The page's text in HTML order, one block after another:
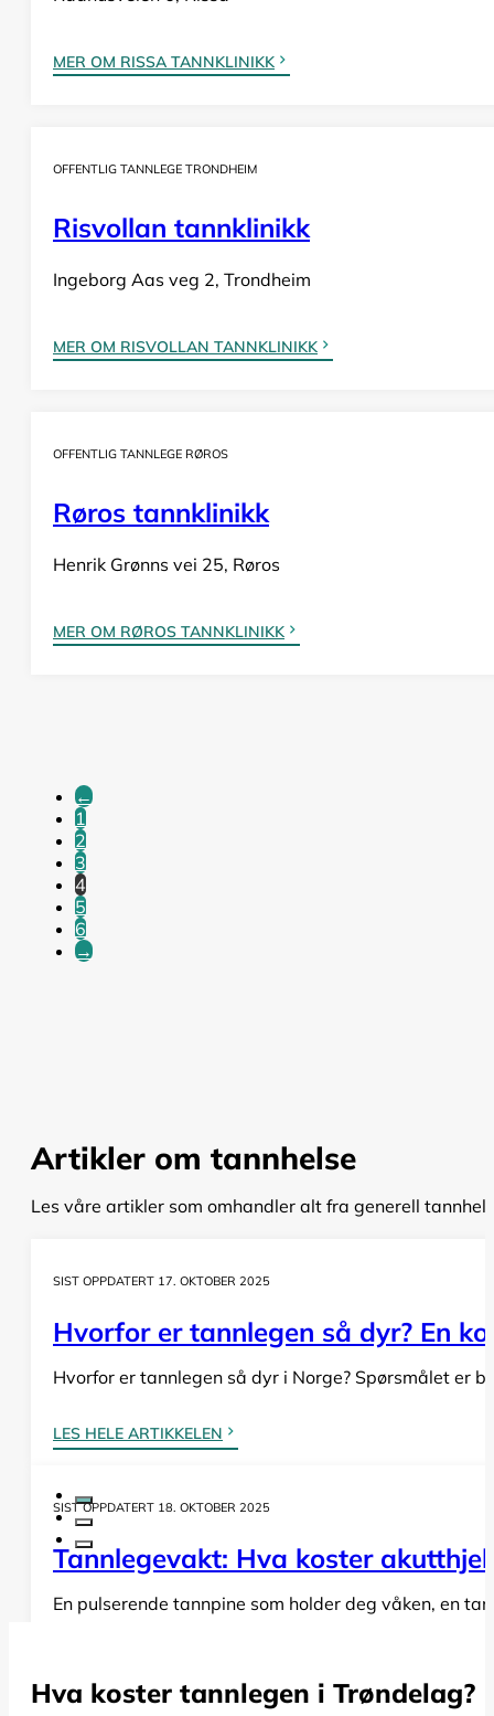
MER OM RISSA TANNKLINIKK
OFFENTLIG TANNLEGE TRONDHEIM
Risvollan tannklinikk
Ingeborg Aas veg 2, Trondheim
MER OM RISVOLLAN TANNKLINIKK
OFFENTLIG TANNLEGE RØROS
Røros tannklinikk
Henrik Grønns vei 25, Røros
MER OM RØROS TANNKLINIKK
←
1
2
3
4
5
6
→
Artikler om tannhelse
Les våre artikler som omhandler alt fra generell
SIST OPPDATERT 17. OKTOBER 2025
Hvorfor er tannlegen så dyr? En
Hvorfor er tannlegen så dyr i Norge? Spørsmålet er
LES HELE ARTIKKELEN
SIST OPPDATERT 18. OKTOBER 2025
Tannlegevakt: Hva koster
En pulserende tannpine som holder deg våken, en
Hva koster tannlegen i Trøndelag?